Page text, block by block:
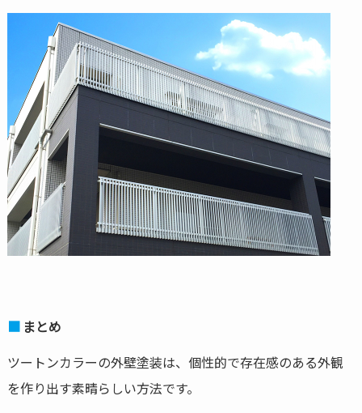
まとめ
ツートンカラーの外壁塗装は、個性的で存在感のある外観
を作り出す素晴らしい方法です。